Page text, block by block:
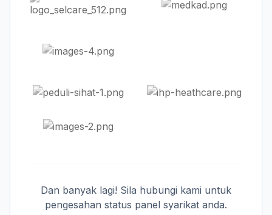
Dan banyak lagi! Sila hubungi kami untuk
pengesahan status panel syarikat anda.